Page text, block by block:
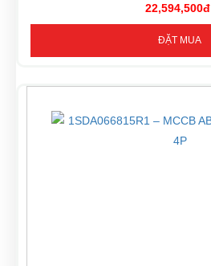
22,594,500đ
ĐẶT MUA